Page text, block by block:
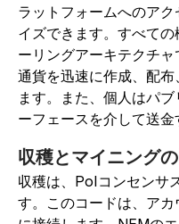
ラットフォームへのア
イズできます。すべて
ーリングアーキテクチ
通貨を迅速に作成、配
ます。また、個人はパ
ーフェースを介して送金
収穫とマイニング
収穫は、PoIコンセンサ
す。このコードは、ア